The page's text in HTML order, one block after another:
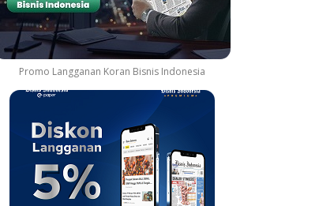
Promo Langganan Koran Bisnis Indonesia